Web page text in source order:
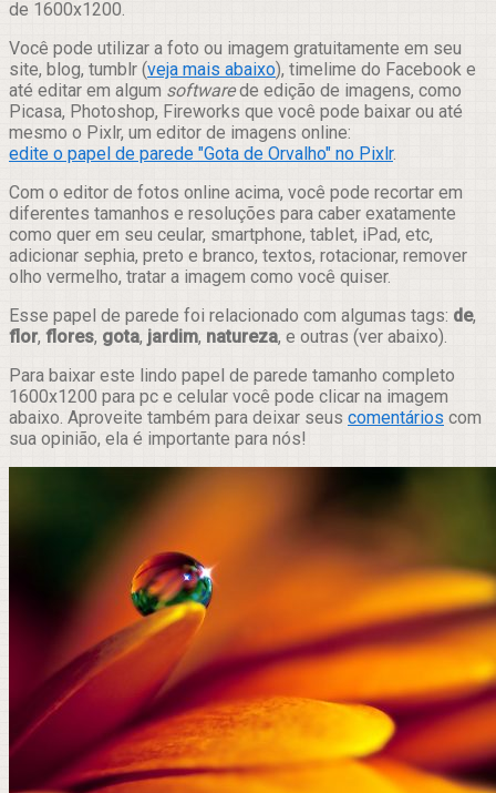
de 1600x1200.
Você pode utilizar a foto ou imagem gratuitamente em seu
site, blog, tumblr (veja mais abaixo), timelime do Facebook e
até editar em algum softwarede edição de imagens, como
Picasa, Photoshop, Fireworks que você pode baixar ou até
mesmo o Pixlr, um editor de imagens online:
edite o papel de parede "Gota de Orvalho" no Pixlr.
Com o editor de fotos online acima, você pode recortar em
diferentes tamanhos e resoluções para caber exatamente
como quer em seu ceular, smartphone, tablet, iPad, etc,
adicionar sephia, preto e branco, textos, rotacionar, remover
olho vermelho, tratar a imagem como você quiser.
Esse papel de parede foi relacionado com algumas tags: de,
flor, flores, gota, jardim, natureza, e outras (ver abaixo).
Para baixar este lindo papel de parede tamanho completo
1600x1200 para pc e celular você pode clicar na imagem
abaixo. Aproveite também para deixar seus comentários com
sua opinião, ela é importante para nós!